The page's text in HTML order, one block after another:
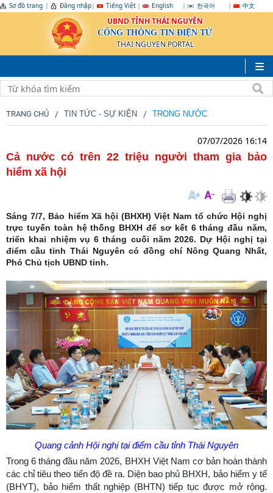
Sơ đồ trang Đăng nhập Tiếng Việt English 한국어 中文
UBND TỈNH THÁI NGUYÊN
CỔNG THÔNG TIN ĐIỆN TỬ
THAI NGUYEN PORTAL
TRANG CHỦ TIN TỨC - SỰ KIỆN TRONG NƯỚC
07/07/2026 16:14
Cả nước có trên 22 triệu người tham gia bảo
hiểm xã hội
Sáng 7/7, Bảo hiểm Xã hội (BHXH) Việt Nam tổ chức Hội nghị
trực tuyến toàn hệ thống BHXH để sơ kết 6 tháng đầu năm,
triển khai nhiệm vụ 6 tháng cuối năm 2026. Dự Hội nghị tại
điểm cầu tỉnh Thái Nguyên có đồng chí Nông Quang Nhất,
Phó Chủ tịch UBND tỉnh.
Quang cảnh Hội nghị tại điểm cầu tỉnh Thái Nguyên
Trong 6 tháng đầu năm 2026, BHXH Việt Nam cơ bản hoàn thành
các chỉ tiêu theo tiến độ đề ra. Diện bao phủ BHXH, bảo hiểm y tế
(BHYT), bảo hiểm thất nghiệp (BHTN) tiếp tục được mở rộng.